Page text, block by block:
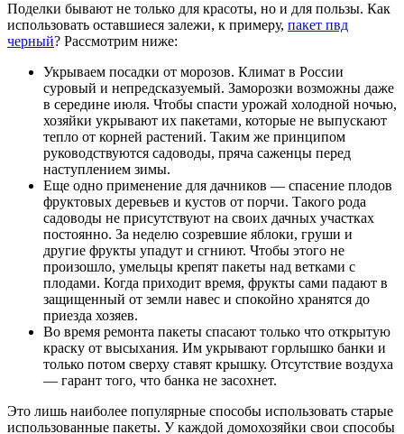
Поделки бывают не только для красоты, но и для пользы. Как
использовать оставшиеся залежи, к примеру, пакет пвд
черный? Рассмотрим ниже:
Укрываем посадки от морозов. Климат в России
суровый и непредсказуемый. Заморозки возможны даже
в середине июля. Чтобы спасти урожай холодной ночью,
хозяйки укрывают их пакетами, которые не выпускают
тепло от корней растений. Таким же принципом
руководствуются садоводы, пряча саженцы перед
наступлением зимы.
Еще одно применение для дачников — спасение плодов
фруктовых деревьев и кустов от порчи. Такого рода
садоводы не присутствуют на своих дачных участках
постоянно. За неделю созревшие яблоки, груши и
другие фрукты упадут и сгниют. Чтобы этого не
произошло, умельцы крепят пакеты над ветками с
плодами. Когда приходит время, фрукты сами падают в
защищенный от земли навес и спокойно хранятся до
приезда хозяев.
Во время ремонта пакеты спасают только что открытую
краску от высыхания. Им укрывают горлышко банки и
только потом сверху ставят крышку. Отсутствие воздуха
— гарант того, что банка не засохнет.
Это лишь наиболее популярные способы использовать старые
использованные пакеты. У каждой домохозяйки свои способы